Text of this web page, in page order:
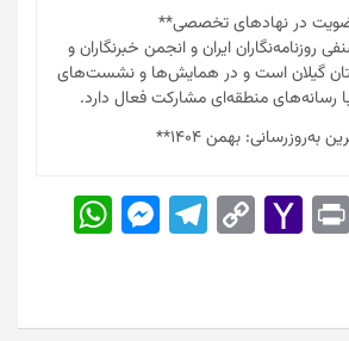
در نهادهای تخصصی**
ایران و انجمن خبرنگاران و
گیلان است و در همایش‌ها و نشست‌های
رسانه‌های منطقه‌ای مشارکت فعال دارد.
به‌روزرسانی: بهمن ۱۴۰۴**
E
m
Pr
in
Y
a
C
o
T
el
M
e